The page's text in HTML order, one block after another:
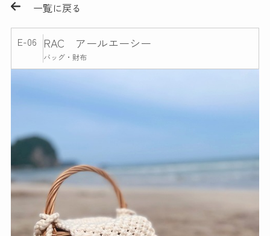
一覧に戻る
E-06 RAC アールエーシー
バッグ・財布